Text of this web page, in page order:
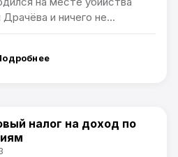
и ничего не...
налог на доход по